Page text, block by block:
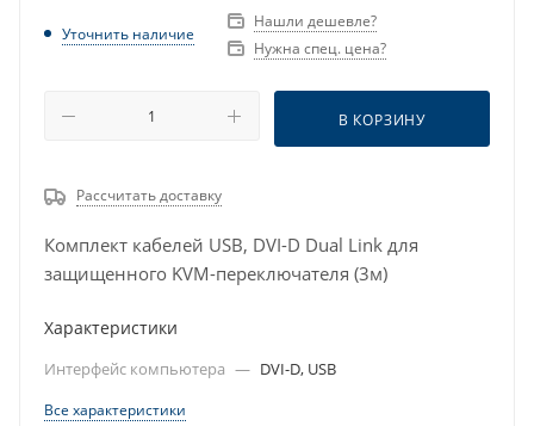
Уточнить наличие
Нашли дешевле?
Нужна спец. цена?
В КОРЗИНУ
Рассчитать доставку
Комплект кабелей USB, DVI-D Dual Link для
защищенного KVM-переключателя (3м)
Характеристики
Интерфейс компьютера — DVI-D, USB
Все характеристики